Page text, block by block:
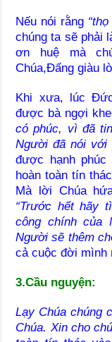
Nếu nói rằng
chúng ta sẽ phải
ơn huệ mà
Chúa,Đấng giàu
Khi xưa, lúc
được bà ngợi
có phúc, vì đã
Người đã nói với
được hạnh phúc
hoàn toàn tín
Mà lời Chúa
“Trước hết hãy
công chính của
Người sẽ thêm
cả cuộc đời mình
3.Cầu nguyện:
Lạy Chúa chúng
Chúa. Xin cho